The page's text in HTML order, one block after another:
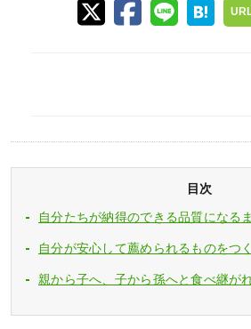
目次
自分たちが納得のできる品質になる
自分が安心して薦められるものをつ
親から子へ、子から孫へと食べ継が